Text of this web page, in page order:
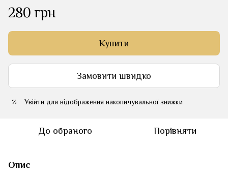
280 грн
Купити
Замовити швидко
% Увійти для відображення накопичувальної знижки
До обраного Порівняти
Опис